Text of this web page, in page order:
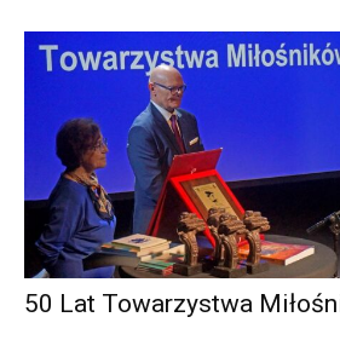
50 Lat Towarzystwa